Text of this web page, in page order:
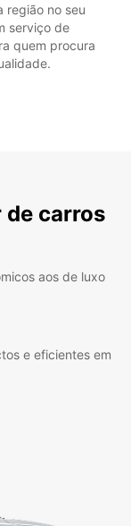
região no seu
serviço de
quem procura
de carros
aos de luxo
e eficientes em